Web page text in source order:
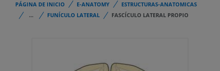
PÁGINA DE INICIO E-ANATOMY
ESTRUCTURAS-ANATOMICAS
...
FUNÍCULO LATERAL FASCÍCULO LATERAL PROPIO